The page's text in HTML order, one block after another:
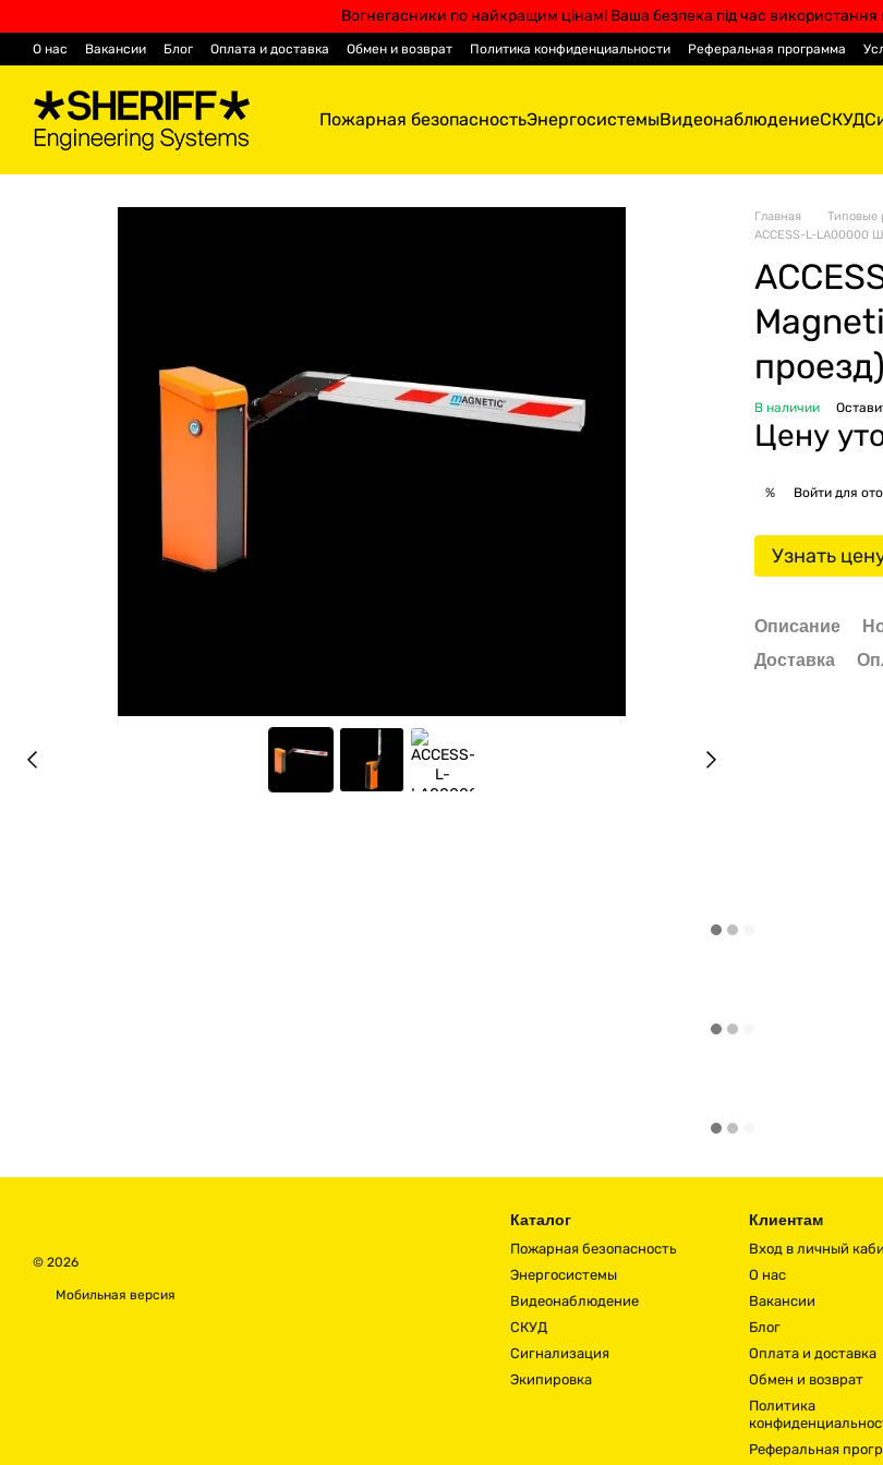
Вогнегасники по найкращим цінам! Ваша безпека під час використання
О нас Вакансии Блог Оплата и доставка Обмен и возврат Политика конфиденциальности Реферальная программа
Контактная информация
Пожарная безопасностьЭнергосистемыВидеонаблюдениеСКУД
Главная Типовые
ACCESS-L-LA00000
проезд)
В наличии
Цену
% Войти для
Узнать
Описание
Доставка
© 2026
Мобильная версия
Каталог
Пожарная безопасность
Энергосистемы
Видеонаблюдение
СКУД
Сигнализация
Экипировка
Клиентам
Вход в личный
О нас
Вакансии
Блог
Оплата и доставка
Обмен и возврат
Политика
Реферальная